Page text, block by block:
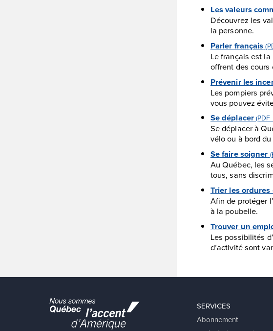
Les valeurs
Découvrez les
la personne.
Parler français
Le français est
offrent des cours
Prévenir les
Les pompiers
vous pouvez
Se déplacer (PDF
Se déplacer à
vélo ou à bord
Se faire soigner
Au Québec, les
tous, sans
Trier les
Afin de protéger
à la poubelle.
Trouver un
Les possibilités
d’activité sont
SERVICES
Abonnement